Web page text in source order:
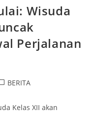
Wisuda
Perjalanan
BERITA
Kelas XII akan